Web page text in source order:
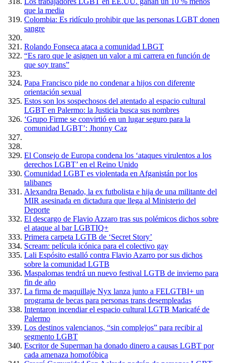
que la media
Colombia: Es ridículo prohibir que las personas LGBT donen
sangre
Rolando Fonseca ataca a comunidad LBGT
“Es raro que le asignen un valor a mi carrera en función de
que soy trans”
Papa Francisco pide no condenar a hijos con diferente
orientación sexual
Estos son los sospechosos del atentado al espacio cultural
LGBT en Palermo: la Justicia busca sus nombres
‘Grupo Firme se convirtió en un lugar seguro para la
comunidad LGBT’: Jhonny Caz
El Consejo de Europa condena los ‘ataques virulentos a los
derechos LGBT’ en el Reino Unido
Comunidad LGBT es violentada en Afganistán por los
talibanes
Alexandra Benado, la ex futbolista e hija de una militante del
MIR asesinada en dictadura que llega al Ministerio del
Deporte
El descargo de Flavio Azzaro tras sus polémicos dichos sobre
el ataque al bar LGBTIQ+
Primera carpeta LGTB de ‘Secret Story’
Scream: película icónica para el colectivo gay
Lali Espósito estalló contra Flavio Azarro por sus dichos
sobre la comunidad LGTB
Maspalomas tendrá un nuevo festival LGTB de invierno para
fin de año
La firma de maquillaje Nyx lanza junto a FELGTBI+ un
programa de becas para personas trans desempleadas
Intentaron incendiar el espacio cultural LGTB Maricafé de
Palermo
Los destinos valencianos, “sin complejos” para recibir al
segmento LGBT
Escritor de Superman ha donado dinero a causas LGBT por
cada amenaza homofóbica